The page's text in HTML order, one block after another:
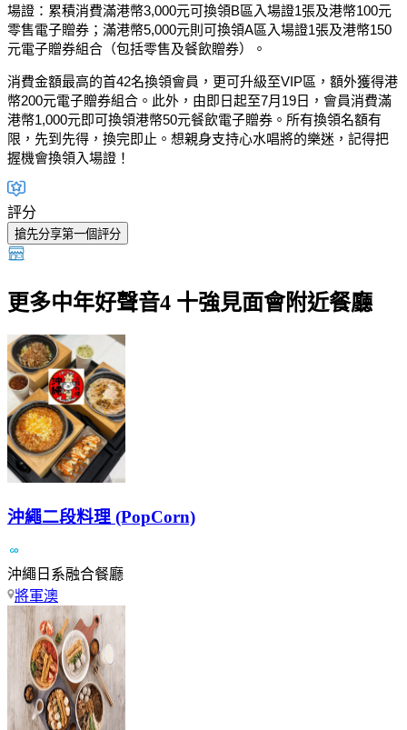
場證：累積消費滿港幣3,000元可換領B區入場證1張及港幣100元
零售電子贈券；滿港幣5,000元則可換領A區入場證1張及港幣150
元電子贈券組合（包括零售及餐飲贈券）。
消費金額最高的首42名換領會員，更可升級至VIP區，額外獲得港
幣200元電子贈券組合。此外，由即日起至7月19日，會員消費滿
港幣1,000元即可換領港幣50元餐飲電子贈券。所有換領名額有
限，先到先得，換完即止。想親身支持心水唱將的樂迷，記得把
握機會換領入場證！
評分
搶先分享第一個評分
更多中年好聲音4 十強見面會附近餐廳
沖繩二段料理 (PopCorn)
沖繩日系融合餐廳
將軍澳